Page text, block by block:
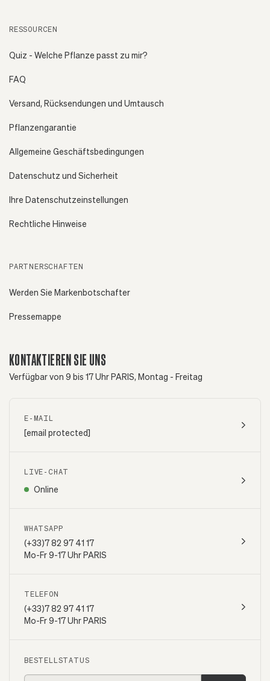
RESSOURCEN
Quiz - Welche Pflanze passt zu mir?
FAQ
Versand, Rücksendungen und Umtausch
Pflanzengarantie
Allgemeine Geschäftsbedingungen
Datenschutz und Sicherheit
Ihre Datenschutzeinstellungen
Rechtliche Hinweise
PARTNERSCHAFTEN
Werden Sie Markenbotschafter
Pressemappe
KONTAKTIEREN SIE UNS
Verfügbar von 9 bis 17 Uhr PARIS, Montag - Freitag
E-MAIL
[email protected]
LIVE-CHAT
Online
WHATSAPP
(+33)7 82 97 41 17
Mo-Fr 9-17 Uhr PARIS
TELEFON
(+33)7 82 97 41 17
Mo-Fr 9-17 Uhr PARIS
BESTELLSTATUS